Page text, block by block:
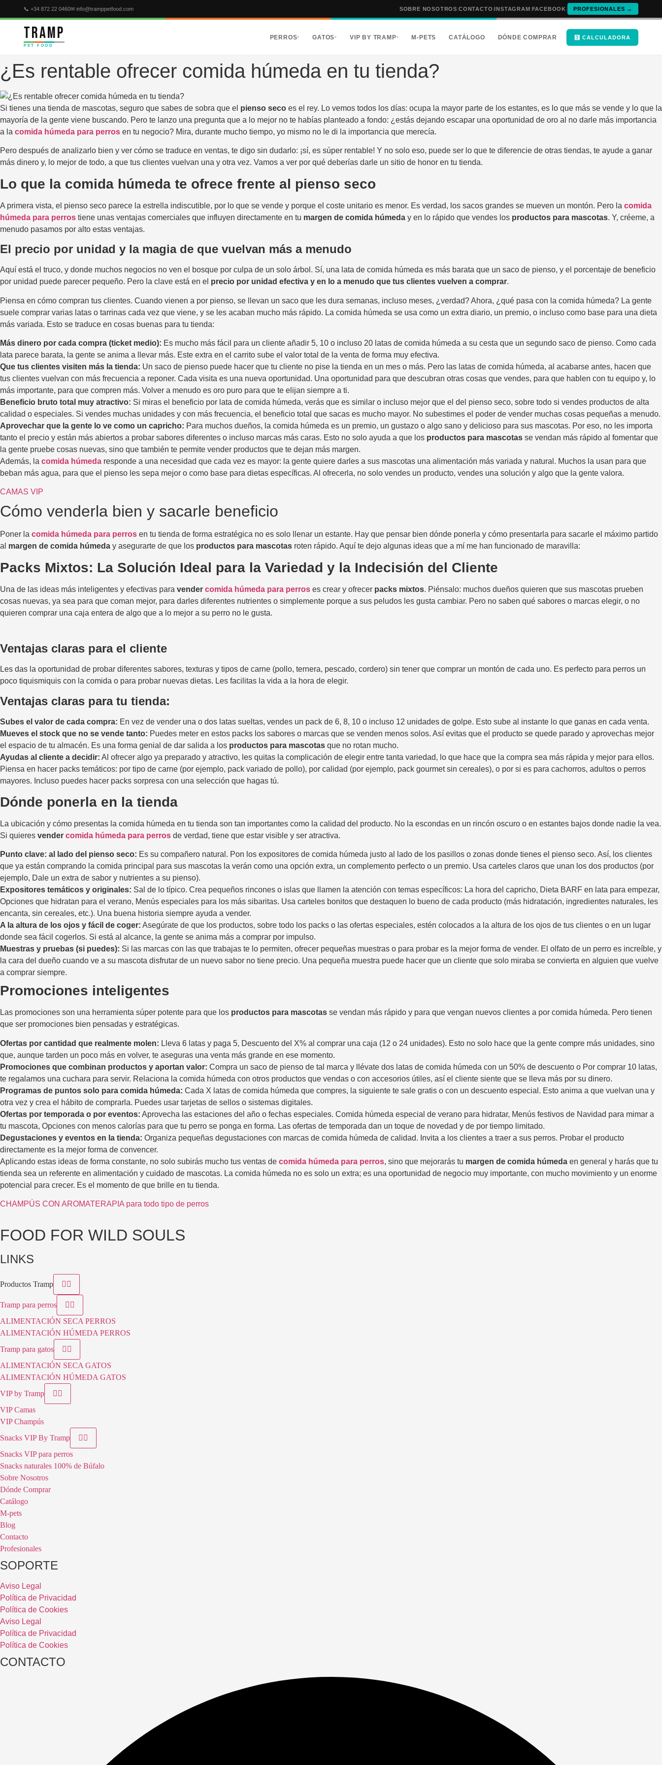
al
contenido
📞 +34 872 22 0460✉ info@tramppetfood.com SOBRE NOSOTROS|CONTACTO|INSTAGRAM|FACEBOOK | PROFESIONALES →
TRAMP
PET FOOD
PERROS▾ GATOS▾ VIP BY TRAMP▾ M-PETS CATÁLOGO DÓNDE COMPRAR 🧮 CALCULADORA
¿Es rentable ofrecer comida húmeda en tu tienda?
Si tienes una tienda de mascotas, seguro que sabes de sobra que el pienso seco es el rey. Lo vemos todos los días: ocupa la mayor parte de los estantes, es lo que más se vende y lo que la
mayoría de la gente viene buscando. Pero te lanzo una pregunta que a lo mejor no te habías planteado a fondo: ¿estás dejando escapar una oportunidad de oro al no darle más importancia
a la comida húmeda para perros en tu negocio? Mira, durante mucho tiempo, yo mismo no le di la importancia que merecía.
Pero después de analizarlo bien y ver cómo se traduce en ventas, te digo sin dudarlo: ¡sí, es súper rentable! Y no solo eso, puede ser lo que te diferencie de otras tiendas, te ayude a ganar
más dinero y, lo mejor de todo, a que tus clientes vuelvan una y otra vez. Vamos a ver por qué deberías darle un sitio de honor en tu tienda.
Lo que la comida húmeda te ofrece frente al pienso seco
A primera vista, el pienso seco parece la estrella indiscutible, por lo que se vende y porque el coste unitario es menor. Es verdad, los sacos grandes se mueven un montón. Pero la comida
húmeda para perros tiene unas ventajas comerciales que influyen directamente en tu margen de comida húmeda y en lo rápido que vendes los productos para mascotas. Y, créeme, a
menudo pasamos por alto estas ventajas.
El precio por unidad y la magia de que vuelvan más a menudo
Aquí está el truco, y donde muchos negocios no ven el bosque por culpa de un solo árbol. Sí, una lata de comida húmeda es más barata que un saco de pienso, y el porcentaje de beneficio
por unidad puede parecer pequeño. Pero la clave está en el precio por unidad efectiva y en lo a menudo que tus clientes vuelven a comprar.
Piensa en cómo compran tus clientes. Cuando vienen a por pienso, se llevan un saco que les dura semanas, incluso meses, ¿verdad? Ahora, ¿qué pasa con la comida húmeda? La gente
suele comprar varias latas o tarrinas cada vez que viene, y se les acaban mucho más rápido. La comida húmeda se usa como un extra diario, un premio, o incluso como base para una dieta
más variada. Esto se traduce en cosas buenas para tu tienda:
Más dinero por cada compra (ticket medio): Es mucho más fácil para un cliente añadir 5, 10 o incluso 20 latas de comida húmeda a su cesta que un segundo saco de pienso. Como cada
lata parece barata, la gente se anima a llevar más. Este extra en el carrito sube el valor total de la venta de forma muy efectiva.
Que tus clientes visiten más la tienda: Un saco de pienso puede hacer que tu cliente no pise la tienda en un mes o más. Pero las latas de comida húmeda, al acabarse antes, hacen que
tus clientes vuelvan con más frecuencia a reponer. Cada visita es una nueva oportunidad. Una oportunidad para que descubran otras cosas que vendes, para que hablen con tu equipo y, lo
más importante, para que compren más. Volver a menudo es oro puro para que te elijan siempre a ti.
Beneficio bruto total muy atractivo: Si miras el beneficio por lata de comida húmeda, verás que es similar o incluso mejor que el del pienso seco, sobre todo si vendes productos de alta
calidad o especiales. Si vendes muchas unidades y con más frecuencia, el beneficio total que sacas es mucho mayor. No subestimes el poder de vender muchas cosas pequeñas a menudo.
Aprovechar que la gente lo ve como un capricho: Para muchos dueños, la comida húmeda es un premio, un gustazo o algo sano y delicioso para sus mascotas. Por eso, no les importa
tanto el precio y están más abiertos a probar sabores diferentes o incluso marcas más caras. Esto no solo ayuda a que los productos para mascotas se vendan más rápido al fomentar que
la gente pruebe cosas nuevas, sino que también te permite vender productos que te dejan más margen.
Además, la comida húmeda responde a una necesidad que cada vez es mayor: la gente quiere darles a sus mascotas una alimentación más variada y natural. Muchos la usan para que
beban más agua, para que el pienso les sepa mejor o como base para dietas específicas. Al ofrecerla, no solo vendes un producto, vendes una solución y algo que la gente valora.
CAMAS VIP
Cómo venderla bien y sacarle beneficio
Poner la comida húmeda para perros en tu tienda de forma estratégica no es solo llenar un estante. Hay que pensar bien dónde ponerla y cómo presentarla para sacarle el máximo partido
al margen de comida húmeda y asegurarte de que los productos para mascotas roten rápido. Aquí te dejo algunas ideas que a mí me han funcionado de maravilla:
Packs Mixtos: La Solución Ideal para la Variedad y la Indecisión del Cliente
Una de las ideas más inteligentes y efectivas para vender comida húmeda para perros es crear y ofrecer packs mixtos. Piénsalo: muchos dueños quieren que sus mascotas prueben
cosas nuevas, ya sea para que coman mejor, para darles diferentes nutrientes o simplemente porque a sus peludos les gusta cambiar. Pero no saben qué sabores o marcas elegir, o no
quieren comprar una caja entera de algo que a lo mejor a su perro no le gusta.
Ventajas claras para el cliente
Les das la oportunidad de probar diferentes sabores, texturas y tipos de carne (pollo, ternera, pescado, cordero) sin tener que comprar un montón de cada uno. Es perfecto para perros un
poco tiquismiquis con la comida o para probar nuevas dietas. Les facilitas la vida a la hora de elegir.
Ventajas claras para tu tienda:
Subes el valor de cada compra: En vez de vender una o dos latas sueltas, vendes un pack de 6, 8, 10 o incluso 12 unidades de golpe. Esto sube al instante lo que ganas en cada venta.
Mueves el stock que no se vende tanto: Puedes meter en estos packs los sabores o marcas que se venden menos solos. Así evitas que el producto se quede parado y aprovechas mejor
el espacio de tu almacén. Es una forma genial de dar salida a los productos para mascotas que no rotan mucho.
Ayudas al cliente a decidir: Al ofrecer algo ya preparado y atractivo, les quitas la complicación de elegir entre tanta variedad, lo que hace que la compra sea más rápida y mejor para ellos.
Piensa en hacer packs temáticos: por tipo de carne (por ejemplo, pack variado de pollo), por calidad (por ejemplo, pack gourmet sin cereales), o por si es para cachorros, adultos o perros
mayores. Incluso puedes hacer packs sorpresa con una selección que hagas tú.
Dónde ponerla en la tienda
La ubicación y cómo presentas la comida húmeda en tu tienda son tan importantes como la calidad del producto. No la escondas en un rincón oscuro o en estantes bajos donde nadie la vea.
Si quieres vender comida húmeda para perros de verdad, tiene que estar visible y ser atractiva.
Punto clave: al lado del pienso seco: Es su compañero natural. Pon los expositores de comida húmeda justo al lado de los pasillos o zonas donde tienes el pienso seco. Así, los clientes
que ya están comprando la comida principal para sus mascotas la verán como una opción extra, un complemento perfecto o un premio. Usa carteles claros que unan los dos productos (por
ejemplo, Dale un extra de sabor y nutrientes a su pienso).
Expositores temáticos y originales: Sal de lo típico. Crea pequeños rincones o islas que llamen la atención con temas específicos: La hora del capricho, Dieta BARF en lata para empezar,
Opciones que hidratan para el verano, Menús especiales para los más sibaritas. Usa carteles bonitos que destaquen lo bueno de cada producto (más hidratación, ingredientes naturales, les
encanta, sin cereales, etc.). Una buena historia siempre ayuda a vender.
A la altura de los ojos y fácil de coger: Asegúrate de que los productos, sobre todo los packs o las ofertas especiales, estén colocados a la altura de los ojos de tus clientes o en un lugar
donde sea fácil cogerlos. Si está al alcance, la gente se anima más a comprar por impulso.
Muestras y pruebas (si puedes): Si las marcas con las que trabajas te lo permiten, ofrecer pequeñas muestras o para probar es la mejor forma de vender. El olfato de un perro es increíble, y
la cara del dueño cuando ve a su mascota disfrutar de un nuevo sabor no tiene precio. Una pequeña muestra puede hacer que un cliente que solo miraba se convierta en alguien que vuelve
a comprar siempre.
Promociones inteligentes
Las promociones son una herramienta súper potente para que los productos para mascotas se vendan más rápido y para que vengan nuevos clientes a por comida húmeda. Pero tienen
que ser promociones bien pensadas y estratégicas.
Ofertas por cantidad que realmente molen: Lleva 6 latas y paga 5, Descuento del X% al comprar una caja (12 o 24 unidades). Esto no solo hace que la gente compre más unidades, sino
que, aunque tarden un poco más en volver, te aseguras una venta más grande en ese momento.
Promociones que combinan productos y aportan valor: Compra un saco de pienso de tal marca y llévate dos latas de comida húmeda con un 50% de descuento o Por comprar 10 latas,
te regalamos una cuchara para servir. Relaciona la comida húmeda con otros productos que vendas o con accesorios útiles, así el cliente siente que se lleva más por su dinero.
Programas de puntos solo para comida húmeda: Cada X latas de comida húmeda que compres, la siguiente te sale gratis o con un descuento especial. Esto anima a que vuelvan una y
otra vez y crea el hábito de comprarla. Puedes usar tarjetas de sellos o sistemas digitales.
Ofertas por temporada o por eventos: Aprovecha las estaciones del año o fechas especiales. Comida húmeda especial de verano para hidratar, Menús festivos de Navidad para mimar a
tu mascota, Opciones con menos calorías para que tu perro se ponga en forma. Las ofertas de temporada dan un toque de novedad y de por tiempo limitado.
Degustaciones y eventos en la tienda: Organiza pequeñas degustaciones con marcas de comida húmeda de calidad. Invita a los clientes a traer a sus perros. Probar el producto
directamente es la mejor forma de convencer.
Aplicando estas ideas de forma constante, no solo subirás mucho tus ventas de comida húmeda para perros, sino que mejorarás tu margen de comida húmeda en general y harás que tu
tienda sea un referente en alimentación y cuidado de mascotas. La comida húmeda no es solo un extra; es una oportunidad de negocio muy importante, con mucho movimiento y un enorme
potencial para crecer. Es el momento de que brille en tu tienda.
CHAMPÚS CON AROMATERAPIA para todo tipo de perros
FOOD FOR WILD SOULS
LINKS
Productos Tramp
Tramp para perros
ALIMENTACIÓN SECA PERROS
ALIMENTACIÓN HÚMEDA PERROS
Tramp para gatos
ALIMENTACIÓN SECA GATOS
ALIMENTACIÓN HÚMEDA GATOS
VIP by Tramp
VIP Camas
VIP Champús
Snacks VIP By Tramp
Snacks VIP para perros
Snacks naturales 100% de Búfalo
Sobre Nosotros
Dónde Comprar
Catálogo
M-pets
Blog
Contacto
Profesionales
SOPORTE
Aviso Legal
Política de Privacidad
Política de Cookies
Aviso Legal
Política de Privacidad
Política de Cookies
CONTACTO